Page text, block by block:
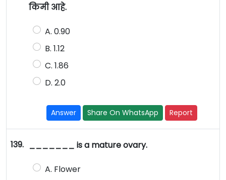
किमी आहे.
A. 0.90
B. 1.12
C. 1.86
D. 2.0
Answer Share On WhatsApp Report
139. _______ is a mature ovary.
A. Flower